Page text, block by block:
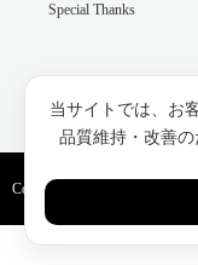
Special Thanks
Copyright © モロッコ美容
当サイトでは、お
品質維持・改善